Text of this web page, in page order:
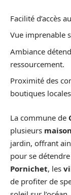
Facilité d’accès
Vue imprenable
Ambiance
ressourcement.
Proximité des
boutiques
La commune de
plusieurs
jardin, offrant
pour se
Pornichet, les
de profiter de